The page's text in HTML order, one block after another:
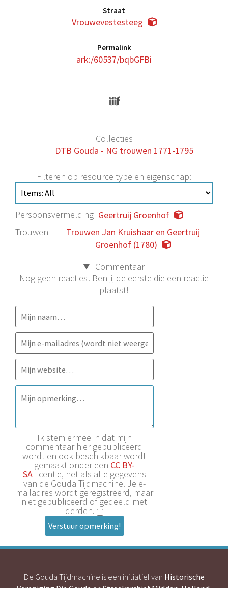
Straat
Vrouwevestesteeg
Permalink
ark:/60537/bqbGFBi
Collecties
DTB Gouda - NG trouwen 1771-1795
Filteren op resource type en eigenschap:
Persoonsvermelding Geertruij Groenhof
Trouwen
Trouwen Jan Kruishaar en Geertruij
Groenhof (1780)
Commentaar
Nog geen reacties! Ben jij de eerste die een reactie
plaatst!
Ik stem ermee in dat mijn
commentaar hier gepubliceerd
wordt en ook beschikbaar wordt
gemaakt onder een CC BY-
SAlicentie, net als alle gegevens
van de Gouda Tijdmachine. Je e-
mailadres wordt geregistreerd, maar
niet gepubliceerd of gedeeld met
derden.
Verstuur opmerking!
De Gouda Tijdmachine is een initiatief van Historische
Vereniging Die GoudeenStreekarchief Midden-Holland.